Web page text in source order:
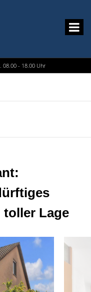
08.00 - 18.00 Uhr
toller Lage